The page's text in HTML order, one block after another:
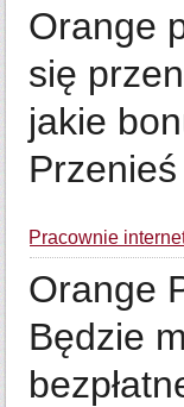
Orange
się
jakie
Pracownie
Orange
Będzie